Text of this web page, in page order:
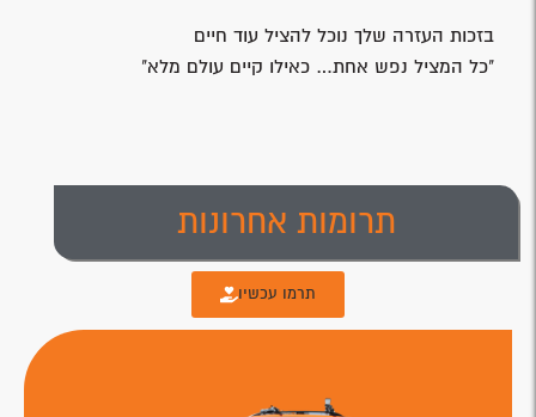
תרומות אחרונות
בזכות העזרה שלך נוכל להציל עוד חיים
"כל המציל נפש אחת… כאילו קיים עולם מלא"
תרמו עכשיו